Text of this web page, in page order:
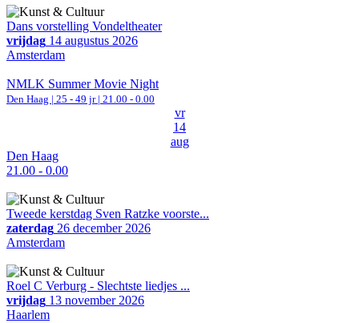
Dans vorstelling Vondeltheater
vrijdag 14 augustus 2026
Amsterdam
NMLK Summer Movie Night
Den Haag | 25 - 49 jr | 21.00 - 0.00
vr
14
aug
Den Haag
21.00 - 0.00
Tweede kerstdag Sven Ratzke voorste...
zaterdag 26 december 2026
Amsterdam
Roel C Verburg - Slechtste liedjes ...
vrijdag 13 november 2026
Haarlem